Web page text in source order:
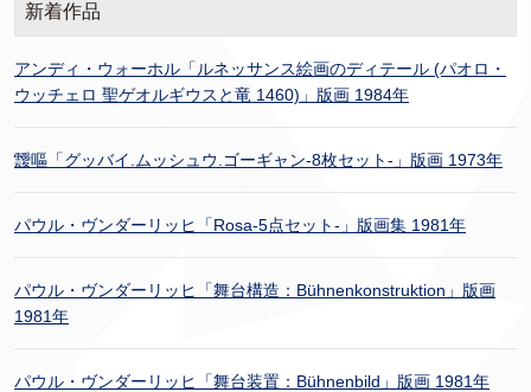
新着作品
アンディ・ウォーホル「ルネッサンス絵画のディテール (パオロ・
ウッチェロ 聖ゲオルギウスと竜 1460)」版画 1984年
靉嘔「グッバイ.ムッシュウ.ゴーギャン-8枚セット-」版画 1973年
パウル・ヴンダーリッヒ「Rosa-5点セット-」版画集 1981年
パウル・ヴンダーリッヒ「舞台構造：Bühnenkonstruktion」版画
1981年
パウル・ヴンダーリッヒ「舞台装置：Bühnenbild」版画 1981年